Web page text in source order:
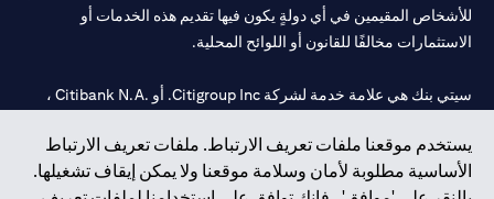
يستخدم موقعنا ملفات تعريف الارتباط. ملفات تعريف الارتباط
الأساسية مطلوبة لأمان وسلامة موقعنا ولا يمكن إيقاف تشغيلها.
للأشخاص المقيمين في أي دولةٍ يكون فيها تقديم هذه الخدمات أو
الاستثمارات مخالفًا للقانون أو اللوائح المحلية.
سيتي بنك هي علامة خدمة لشركة Citigroup Inc. أو .Citibank N.A ،
سيتي بنك إن. إيه. الإمارات مسجل لدى مصرف الإمارات المركزي تحت